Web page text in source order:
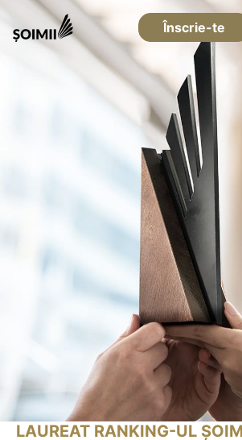
Înscrie-te
LAUREAT RANKING-UL